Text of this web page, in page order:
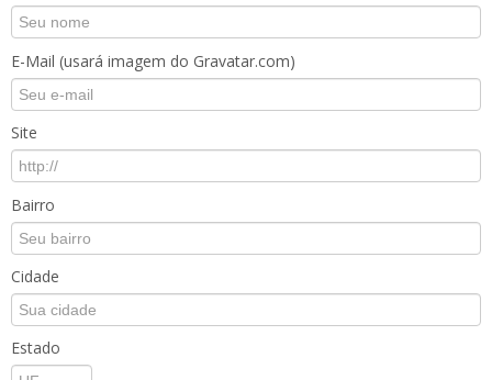
E-Mail (usará imagem do Gravatar.com)
Site
Bairro
Cidade
Estado